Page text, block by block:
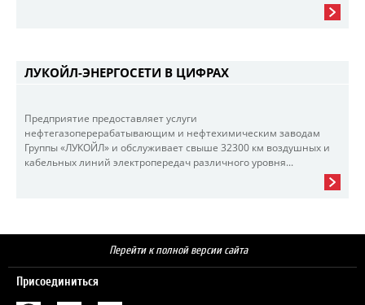
ЛУКОЙЛ-ЭНЕРГОСЕТИ В ЦИФРАХ
Предприятие предоставляет услуги
нефтегазоперерабатывающим и нефтехимическим заводам
Группы «ЛУКОЙЛ» и обслуживает свыше 32300 км воздушных и
кабельных линий электропередач различного уровня...
Перейти к полной версии сайта
Присоединиться